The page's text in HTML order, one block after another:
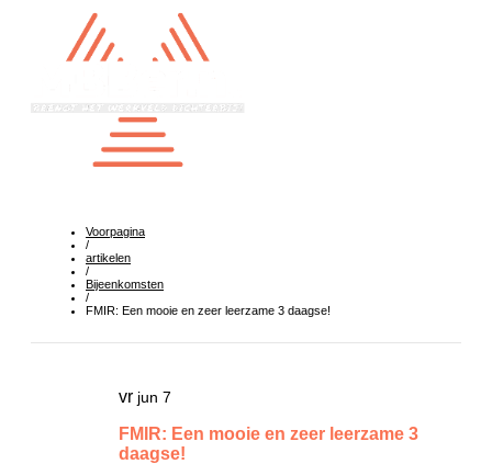
Voorpagina
/
artikelen
/
Bijeenkomsten
/
FMIR: Een mooie en zeer leerzame 3 daagse!
vr jun 7
FMIR: Een mooie en zeer leerzame 3
daagse!